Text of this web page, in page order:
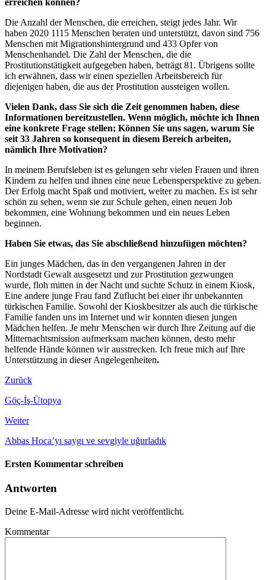
Die Anzahl der Menschen, die erreichen, steigt jedes Jahr. Wir
haben 2020 1115 Menschen beraten und unterstützt, davon sind 756
Menschen mit Migrationshintergrund und 433 Opfer von
Menschenhandel. Die Zahl der Menschen, die die
Prostitutionstätigkeit aufgegeben haben, beträgt 81. Übrigens sollte
ich erwähnen, dass wir einen speziellen Arbeitsbereich für
diejenigen haben, die aus der Prostitution aussteigen wollen.
Vielen Dank, dass Sie sich die Zeit genommen haben, diese
Informationen bereitzustellen. Wenn möglich, möchte ich Ihnen
eine konkrete Frage stellen; Können Sie uns sagen, warum Sie
seit 33 Jahren so konsequent in diesem Bereich arbeiten,
nämlich Ihre Motivation?
In meinem Berufsleben ist es gelungen sehr vielen Frauen und ihren
Kindern zu helfen und ihnen eine neue Lebensperspektive zu geben.
Der Erfolg macht Spaß und motiviert, weiter zu machen. Es ist sehr
schön zu sehen, wenn sie zur Schule gehen, einen neuen Job
bekommen, eine Wohnung bekommen und ein neues Leben
beginnen.
Haben Sie etwas, das Sie abschließend hinzufügen möchten?
Ein junges Mädchen, das in den vergangenen Jahren in der
Nordstadt Gewalt ausgesetzt und zur Prostitution gezwungen
wurde, floh mitten in der Nacht und suchte Schutz in einem Kiosk,
Eine andere junge Frau fand Zuflucht bei einer ihr unbekannten
türkischen Familie. Sowohl der Kioskbesitzer als auch die türkische
Familie fanden uns im Internet und wir konnten diesen jungen
Mädchen helfen. Je mehr Menschen wir durch Ihre Zeitung auf die
Mitternachtsmission aufmerksam machen können, desto mehr
helfende Hände können wir ausstrecken. Ich freue mich auf Ihre
Unterstützung in dieser Angelegenheiten.
Zurück
Göç-İş-Ütopya
Weiter
Abbas Hoca’yı saygı ve sevgiyle uğurladık
Ersten Kommentar schreiben
Antworten
Deine E-Mail-Adresse wird nicht veröffentlicht.
Kommentar